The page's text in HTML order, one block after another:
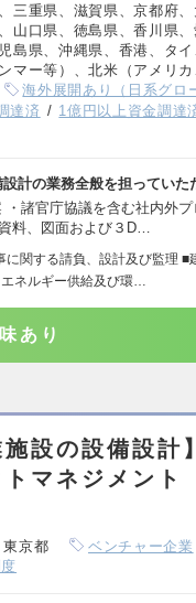
三重県、滋賀県、京都府
山口県、徳島県、香川県
島県、沖縄県、香港、タ
マー等）、北米（アメリ
海外展開あり（日系グロ
達済 1億円以上資金調達
計の業務全般を担っていた
諸官庁協議を含む社内外プ
、図面および３D…
関する請負、設計及び監理 ■
ネルギー供給及び環…
あり
施設の設備設
マネジメント
東京都 ベンチャー企業